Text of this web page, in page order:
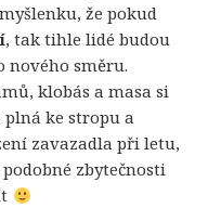
že pokud
, tak tihle lidé budou
směru.
klobás a masa si
ke stropu a
zavazadla při letu,
zbytečnosti